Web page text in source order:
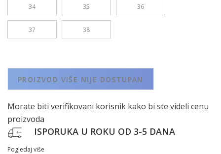
34 35 36
37 38
PROIZVOD VIŠE NIJE DOSTUPAN
Morate biti verifikovani korisnik kako bi ste videli cenu
proizvoda
ISPORUKA U ROKU OD 3-5 DANA
Pogledaj više